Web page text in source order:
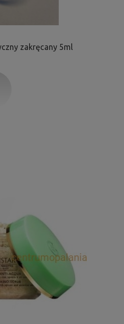
zakręcany 5ml